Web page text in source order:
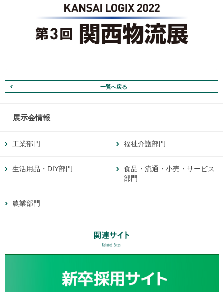
一覧へ戻る
展示会情報
工業部門 福祉介護部門
生活用品・DIY部門
食品・流通・小売・サービス
部門
農業部門